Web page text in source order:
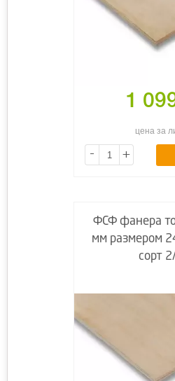
1
цена за
- +
ФСФ фанера
мм размером
сорт